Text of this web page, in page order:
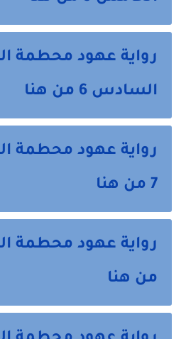
رواية عهود محطمة
السادس 6 من هنا
رواية عهود محطمة
7 من هنا
من هنا